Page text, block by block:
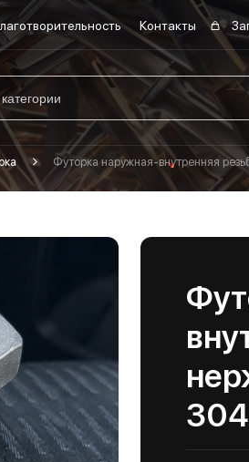
Контакты
Футорка наружная-внутренняя
304